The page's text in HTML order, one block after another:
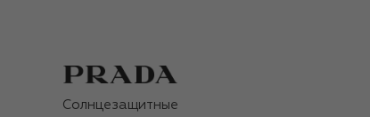
Солнцезащитные